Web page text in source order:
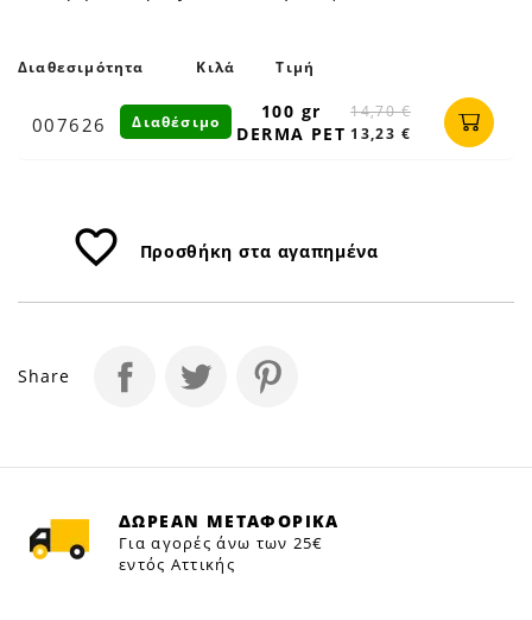
Petfan
Διαθεσιμότητα Κιλά Τιμή
007626
100 gr
DERMA PET
14,70 €
13,23 €
Διαθέσιμο
favorite_border Προσθήκη στα αγαπημένα
Share
ΔΩΡΕΑΝ ΜΕΤΑΦΟΡΙΚΑ
Για αγορές άνω των 25€
εντός Αττικής